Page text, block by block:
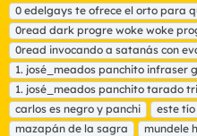
t
i
q
u
e
t
a
s
0 edelgays te ofrece el orto para
0read dark progre woke woke
0read invocando a satanás con
1. josé_meados panchito infraser
1. josé_meados panchito tarado
carlos es negro y panchi
este
mazapán de la sagra
mundele